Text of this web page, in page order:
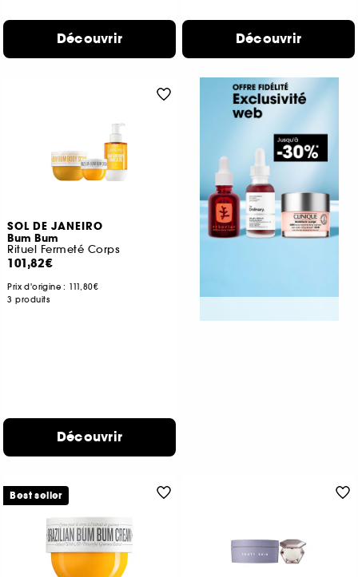
Découvrir Découvrir
SOL DE JANEIRO
Bum Bum
Rituel Fermeté Corps
101,82€
Prix d'origine : 111,80€
3 produits
Découvrir
Best seller